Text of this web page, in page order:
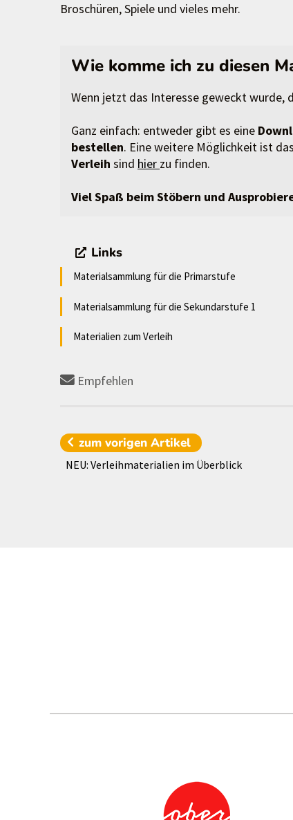
Broschüren, Spiele und vieles mehr.
Wie komme ich zu diesen
Wenn jetzt das Interesse geweckt wurde,
Ganz einfach: entweder gibt es eine
bestellen. Eine weitere Möglichkeit ist
Verleih sind hier zu finden.
Viel Spaß beim Stöbern und
Links
Materialsammlung für die Primarstufe
Materialsammlung für die Sekundarstufe 1
Materialien zum Verleih
Empfehlen
zum vorigenArtikel
NEU: Verleihmaterialien im Überblick